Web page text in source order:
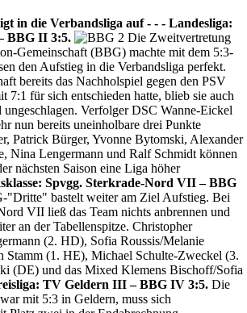
in die Verbandsliga auf - - - Landesliga:
BBG II 3:5.
Die Zweitvertretung
Gemeinschaft (BBG) machte mit dem 5:3-
den Aufstieg in die Verbandsliga perfekt.
bereits das Nachholspiel gegen den PSV
7:1 für sich entschieden hatte, blieb sie auch
ungeschlagen. Verfolger DSC Wanne-Eickel
nun bereits uneinholbare drei Punkte
Patrick Bürger, Yvonne Bytomski, Alexander
Nina Lengermann und Ralf Schmidt können
nächsten Saison eine Liga höher
Spvgg. Sterkrade-Nord VII – BBG
"Dritte" bastelt weiter am Ziel Aufstieg. Bei
VII ließ das Team nichts anbrennen und
an der Tabellenspitze. Christopher
(2. HD), Sofia Roussis/Melanie
Stamm (1. HE), Michael Schulte-Zweckel (3.
(DE) und das Mixed Klemens Bischoff/Sofia
TV Geldern III – BBG IV 3:5. Die
mit 5:3 in Geldern, muss sich